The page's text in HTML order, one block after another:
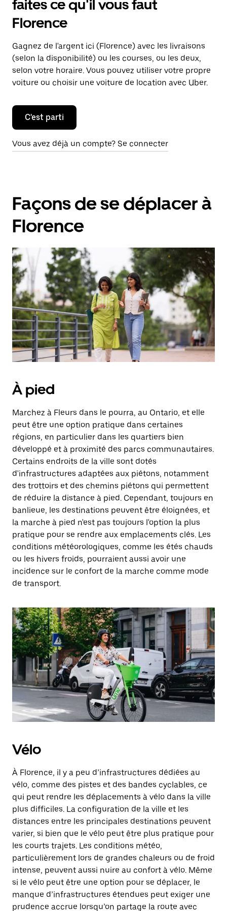
faites ce qu'il vous faut
Florence
Gagnez de l'argent ici (Florence) avec les livraisons
(selon la disponibilité) ou les courses, ou les deux,
selon votre horaire. Vous pouvez utiliser votre propre
voiture ou choisir une voiture de location avec Uber.
C'est parti
Vous avez déjà un compte? Se connecter
Façons de se déplacer à
Florence
À pied
Marchez à Fleurs dans le pourra, au Ontario, et elle
peut être une option pratique dans certaines
régions, en particulier dans les quartiers bien
développé et à proximité des parcs communautaires.
Certains endroits de la ville sont dotés
d'infrastructures adaptées aux piétons, notamment
des trottoirs et des chemins piétons qui permettent
de réduire la distance à pied. Cependant, toujours en
banlieue, les destinations peuvent être éloignées, et
la marche à pied n'est pas toujours l'option la plus
pratique pour se rendre aux emplacements clés. Les
conditions météorologiques, comme les étés chauds
ou les hivers froids, pourraient aussi avoir une
incidence sur le confort de la marche comme mode
de transport.
Vélo
À Florence, il y a peu d’infrastructures dédiées au
vélo, comme des pistes et des bandes cyclables, ce
qui peut rendre les déplacements à vélo dans la ville
plus difficiles. La configuration de la ville et les
distances entre les principales destinations peuvent
varier, si bien que le vélo peut être plus pratique pour
les courts trajets. Les conditions météo,
particulièrement lors de grandes chaleurs ou de froid
intense, peuvent aussi nuire au confort à vélo. Même
si le vélo peut être une option pour se déplacer, le
manque d’infrastructures étendues peut exiger une
prudence accrue lorsqu’on partage la route avec